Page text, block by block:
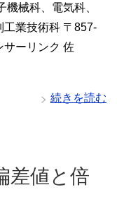
械科、電気科、
工業技術科 〒857-
サーリンク 佐
続きを読む
差値と倍